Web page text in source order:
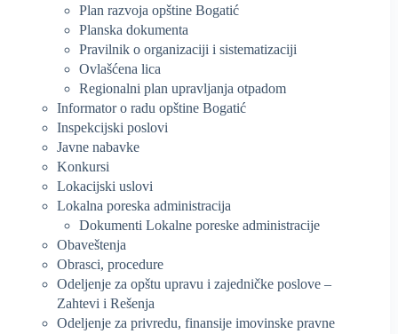
Plan razvoja opštine Bogatić
Planska dokumenta
Pravilnik o organizaciji i sistematizaciji
Ovlašćena lica
Regionalni plan upravljanja otpadom
Informator o radu opštine Bogatić
Inspekcijski poslovi
Javne nabavke
Konkursi
Lokacijski uslovi
Lokalna poreska administracija
Dokumenti Lokalne poreske administracije
Obaveštenja
Obrasci, procedure
Odeljenje za opštu upravu i zajedničke poslove –
Zahtevi i Rešenja
Odeljenje za privredu, finansije imovinske pravne